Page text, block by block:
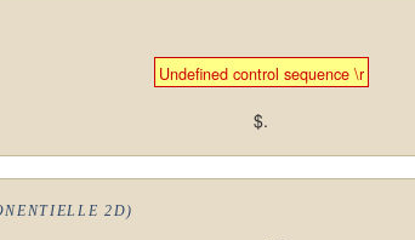
Undefined control sequence \r
$.
2D)